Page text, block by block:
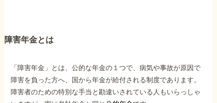
障害年金とは
「障害年金」とは、公的な年金の１つで、病気や事故が原因で
障害を負った方へ、国から年金が給付される制度であります。
障害者のための特別な手当と勘違いされている人もいらっしゃ